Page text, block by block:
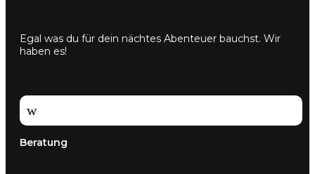
Egal was du für dein nächtes Abenteuer bauchst. Wir
haben es!
w
Beratung